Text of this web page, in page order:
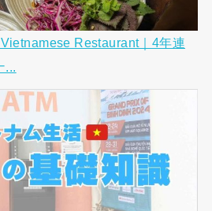
Restaurant｜4年連
...